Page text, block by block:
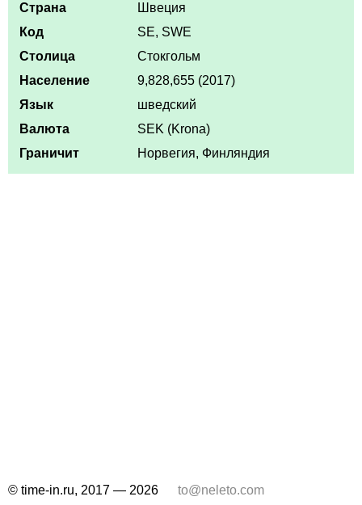
Страна
Швеция
Код
SE, SWE
Столица
Стокгольм
Население
9,828,655 (2017)
Язык
шведский
Валюта
SEK (Krona)
Граничит
Норвегия, Финляндия
© time-in.ru, 2017 — 2026 to@neleto.com